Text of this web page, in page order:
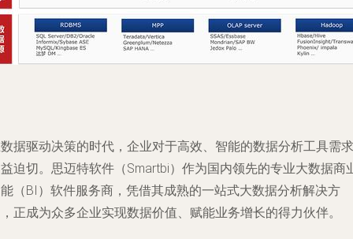
据驱动决策的时代，企业对于高效、智能的数据分析工具需求
迫切。思迈特软件（Smartbi）作为国内领先的专业大数据商
（BI）软件服务商，凭借其成熟的一站式大数据分析解决方
正成为众多企业实现数据价值、赋能业务增长的得力伙伴。